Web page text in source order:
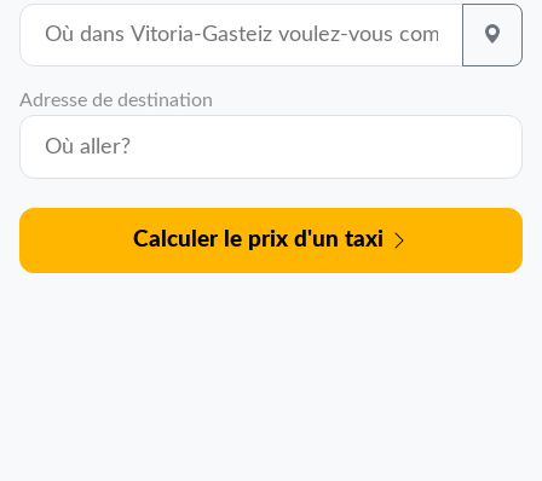
Adresse de destination
Calculer le prix d'un taxi